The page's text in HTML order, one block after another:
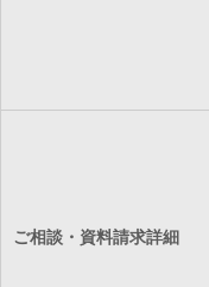
ご相談・資料請求詳細